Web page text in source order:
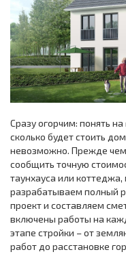
Сразу огорчим: понять на
сколько будет стоить
невозможно. Прежде чем
сообщить точную
таунхауса или
разрабатываем полный
проект и составляем
включены работы на
этапе стройки – от
работ до расстановке